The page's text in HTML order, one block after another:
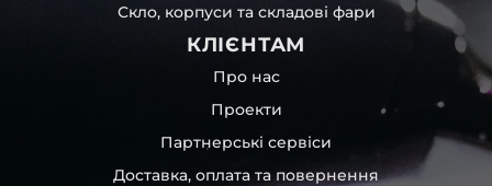
Скло, корпуси та складові фари
КЛІЄНТАМ
Про нас
Проекти
Партнерські сервіси
Доставка, оплата та повернення